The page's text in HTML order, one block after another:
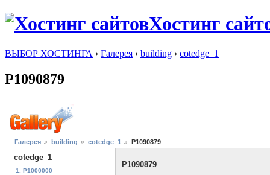
Хостинг
ВЫБОР ХОСТИНГА › Галерея › building › cotedge_1
P1090879
Галерея building cotedge_1 P1090879
cotedge_1
1. P1000000
P1090879